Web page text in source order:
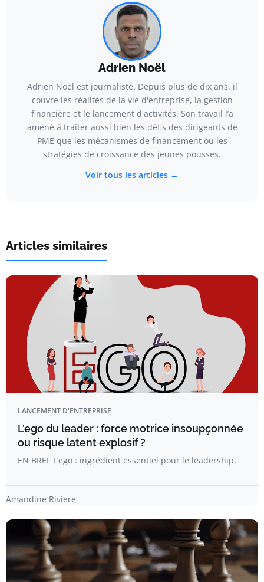
Adrien Noël
Adrien Noël est journaliste. Depuis plus de dix ans, il
couvre les réalités de la vie d'entreprise, la gestion
financière et le lancement d'activités. Son travail l’a
amené à traiter aussi bien les défis des dirigeants de
PME que les mécanismes de financement ou les
stratégies de croissance des jeunes pousses.
Voir tous les articles →
Articles similaires
LANCEMENT D'ENTREPRISE
L’ego du leader : force motrice insoupçonnée
ou risque latent explosif ?
EN BREF L’ego : ingrédient essentiel pour le leadership.
Amandine Riviere